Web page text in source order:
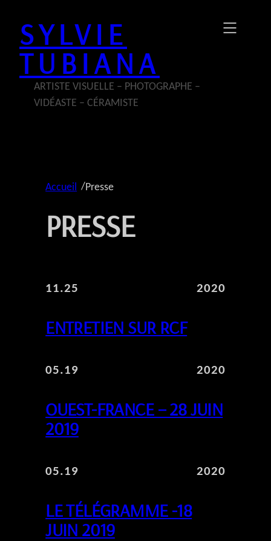
contenu
SYLVIE
TUBIANA
ARTISTE VISUELLE – PHOTOGRAPHE –
VIDÉASTE – CÉRAMISTE
Accueil /Presse
PRESSE
11.25 2020
ENTRETIEN SUR RCF
05.19 2020
OUEST-FRANCE – 28 JUIN
2019
05.19 2020
LE TÉLÉGRAMME -18
JUIN 2019